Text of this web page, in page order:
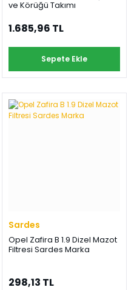
ve Körüğü Takımı
1.685,96 TL
Sepete Ekle
Sardes
Opel Zafira B 1.9 Dizel Mazot
Filtresi Sardes Marka
298,13 TL